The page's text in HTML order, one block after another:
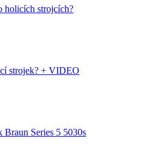
holicích strojcích?
strojek? + VIDEO
Series 5 5030s